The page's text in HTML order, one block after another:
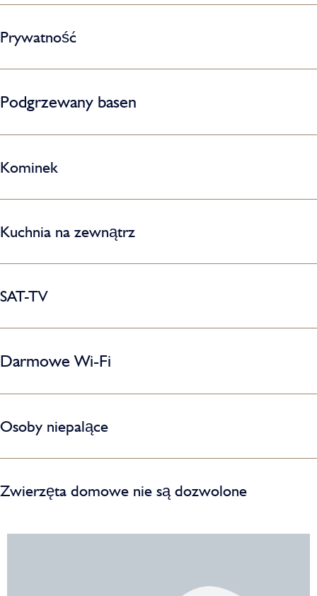
Prywatność
Podgrzewany basen
Kominek
Kuchnia na zewnątrz
SAT-TV
Darmowe Wi-Fi
Osoby niepalące
Zwierzęta domowe nie są dozwolone